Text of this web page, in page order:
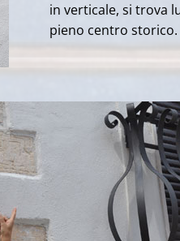
in verticale, si trova
pieno centro storico.